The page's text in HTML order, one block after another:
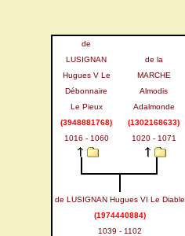
de
LUSIGNAN
Hugues V Le
Débonnaire
Le Pieux
(3948881768)
1016 - 1060
de la
MARCHE
Almodis
Adalmonde
(1302168633)
1020 - 1071
de LUSIGNAN Hugues VI Le Diable
(1974440884)
1039 - 1102